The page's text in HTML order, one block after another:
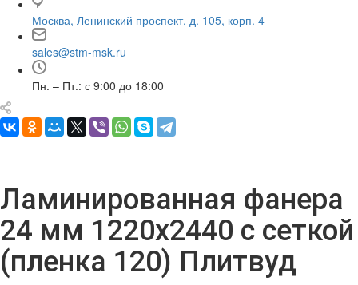
Москва, Ленинский проспект, д. 105, корп. 4
sales@stm-msk.ru
Пн. – Пт.: с 9:00 до 18:00
Ламинированная фанера
24 мм 1220х2440 с сеткой
(пленка 120) Плитвуд